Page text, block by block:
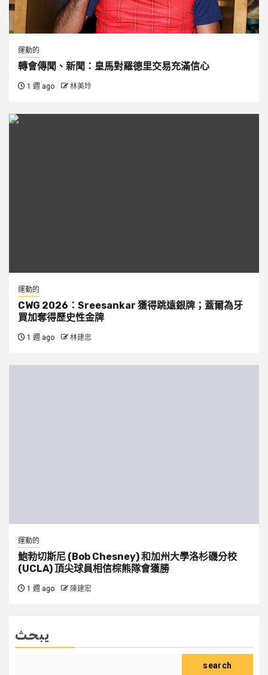
運動的
轉會傳聞、新聞：皇馬對羅德里交易充滿信心
1 週 ago 林美玲
運動的
CWG 2026：Sreesankar 獲得跳遠銀牌；蓋爾為牙
買加奪得歷史性金牌
1 週 ago 林建忠
運動的
鮑勃切斯尼 (Bob Chesney) 和加州大學洛杉磯分校
(UCLA) 頂尖球員相信棕熊隊會獲勝
1 週 ago 陳建宏
يبحث
search